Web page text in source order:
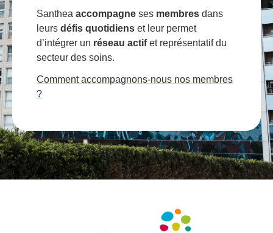
Santhea accompagne ses membres dans
leurs défis quotidiens et leur permet
d’intégrer un réseau actifet représentatif du
secteur des soins.
Comment accompagnons-nous nos membres
?